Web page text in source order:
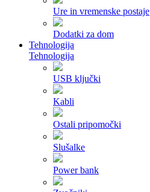
Ure in vremenske postaje
Dodatki za dom
Tehnologija
Tehnologija
USB ključki
Kabli
Ostali pripomočki
Slušalke
Power bank